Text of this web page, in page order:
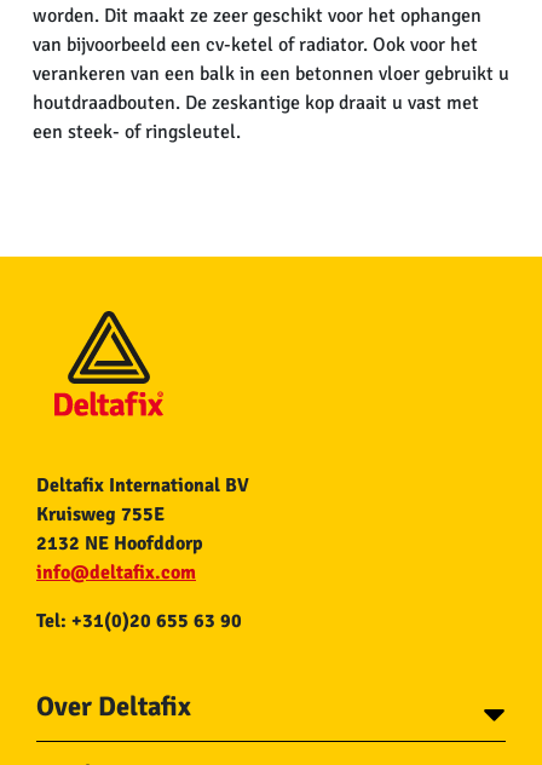
worden. Dit maakt ze zeer geschikt voor het ophangen
van bijvoorbeeld een cv-ketel of radiator. Ook voor het
verankeren van een balk in een betonnen vloer gebruikt u
houtdraadbouten. De zeskantige kop draait u vast met
een steek- of ringsleutel.
Deltafix International BV
Kruisweg 755E
2132 NE Hoofddorp
info@deltafix.com
Tel: +31(0)20 655 63 90
Over Deltafix